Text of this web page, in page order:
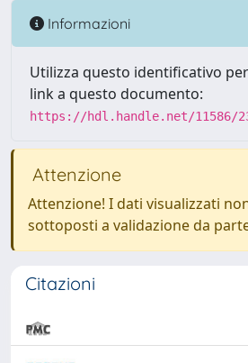
Informazioni
Utilizza questo identificativo
link a questo documento:
https://hdl.handle.net/11586/
Attenzione
Attenzione! I dati visualizzati
sottoposti a validazione da
Citazioni